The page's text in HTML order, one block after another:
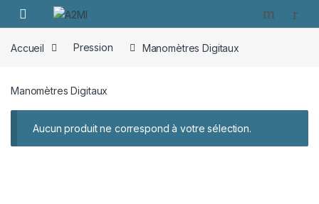
Skip to navigation
Skip to content
Accueil Pression Manomètres Digitaux
Manomètres Digitaux
Aucun produit ne correspond à votre sélection.